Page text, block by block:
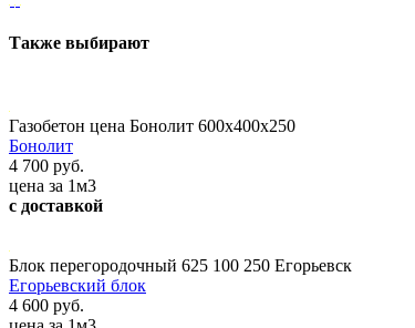
Также выбирают
Газобетон цена Бонолит 600x400x250
Бонолит
4 700 руб.
цена за 1м3
с доставкой
Блок перегородочный 625 100 250 Егорьевск
Егорьевский блок
4 600 руб.